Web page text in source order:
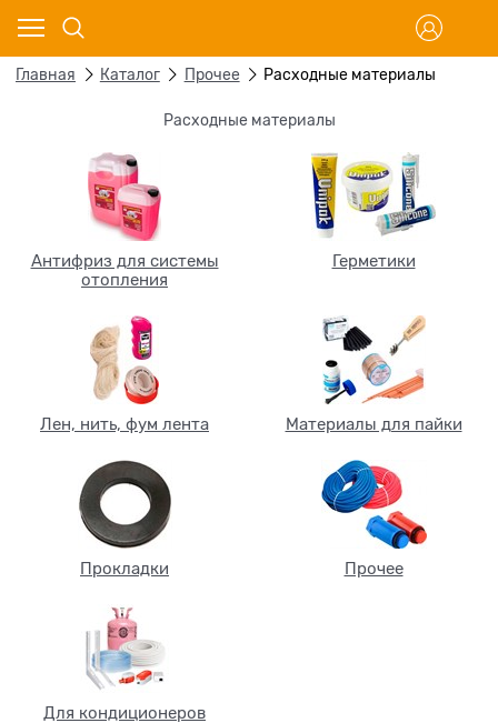
Главная Каталог Прочее Расходные материалы
Расходные материалы
Антифриз для системы
отопления
Герметики
Лен, нить, фум лента Материалы для пайки
Прокладки Прочее
Для кондиционеров